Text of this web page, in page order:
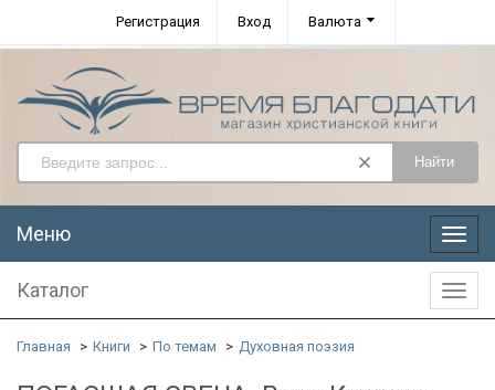
Регистрация Вход Валюта
Найти
Меню
Меню
Каталог
Главная Книги По темам Духовная поэзия